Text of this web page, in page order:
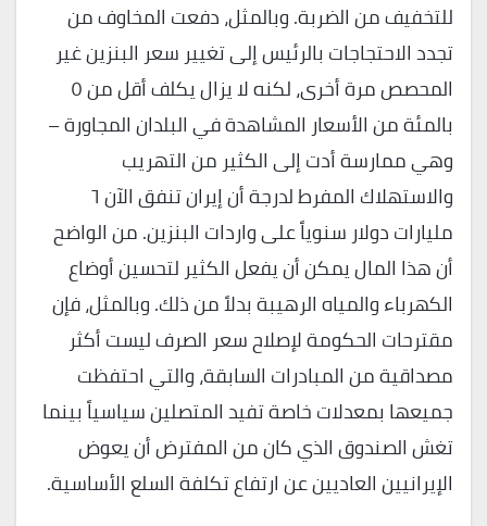
للتخفيف من الضربة. وبالمثل، دفعت المخاوف من
تجدد الاحتجاجات بالرئيس إلى تغيير سعر البنزين غير
المحصص مرة أخرى، لكنه لا يزال يكلف أقل من ٥
بالمئة من الأسعار المشاهدة في البلدان المجاورة –
وهي ممارسة أدت إلى الكثير من التهريب
والاستهلاك المفرط لدرجة أن إيران تنفق الآن ٦
مليارات دولار سنوياً على واردات البنزين. من الواضح
أن هذا المال يمكن أن يفعل الكثير لتحسين أوضاع
الكهرباء والمياه الرهيبة بدلاً من ذلك. وبالمثل، فإن
مقترحات الحكومة لإصلاح سعر الصرف ليست أكثر
مصداقية من المبادرات السابقة، والتي احتفظت
جميعها بمعدلات خاصة تفيد المتصلين سياسياً بينما
تغش الصندوق الذي كان من المفترض أن يعوض
الإيرانيين العاديين عن ارتفاع تكلفة السلع الأساسية.